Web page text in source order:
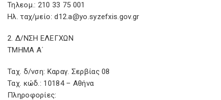
Τηλεομ.: 210 33 75 001
Ηλ. ταχ/μείο: d12.a@yo.syzefxis.gov.gr
2. Δ/ΝΣΗ ΕΛΕΓΧΩΝ
ΤΜΗΜΑ Α΄
Ταχ. δ/νση: Καραγ. Σερβίας 08
Ταχ. κώδ.: 10184 – Αθήνα
Πληροφορίες: